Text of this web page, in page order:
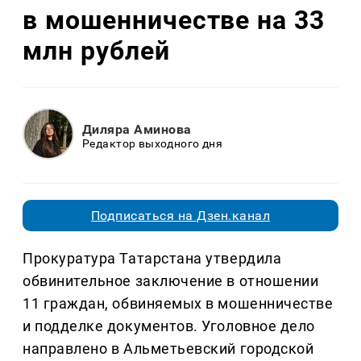
в мошенничестве на 33
млн рублей
Диляра Аминова
Редактор выходного дня
Подписаться на Дзен.канал
Прокуратура Татарстана утвердила
обвинительное заключение в отношении
11 граждан, обвиняемых в мошенничестве
и подделке документов. Уголовное дело
направлено в Альметьевский городской